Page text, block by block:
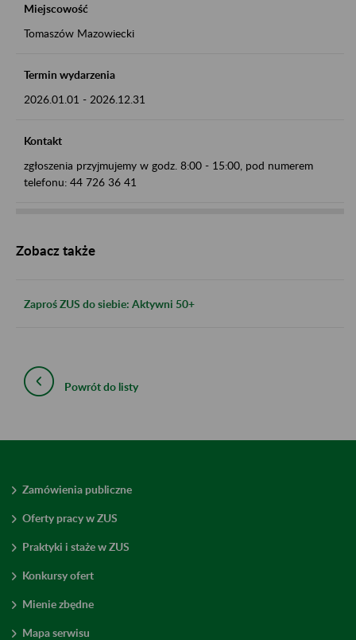
Miejscowość
Tomaszów Mazowiecki
Termin wydarzenia
2026.01.01 - 2026.12.31
Kontakt
zgłoszenia przyjmujemy w godz. 8:00 - 15:00, pod numerem
telefonu: 44 726 36 41
Zobacz także
Zaproś ZUS do siebie: Aktywni 50+
Powrót do listy
Zamówienia publiczne
Oferty pracy w ZUS
Praktyki i staże w ZUS
Konkursy ofert
Mienie zbędne
Mapa serwisu